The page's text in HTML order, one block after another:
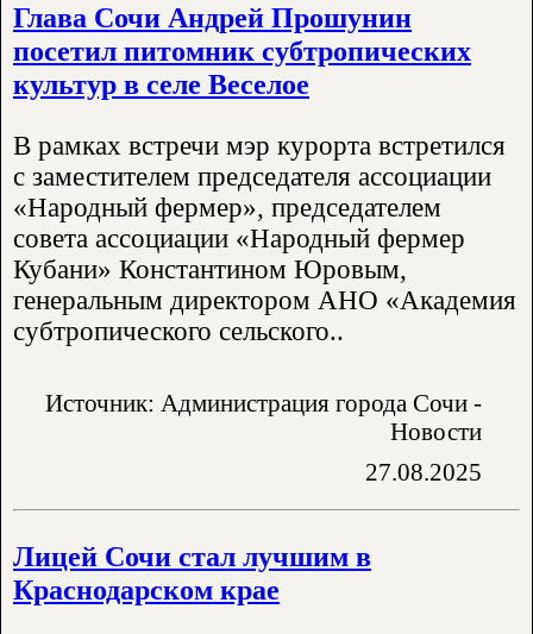
Глава Сочи Андрей Прошунин
посетил питомник субтропических
культур в селе Веселое
В рамках встречи мэр курорта встретился
с заместителем председателя ассоциации
«Народный фермер», председателем
совета ассоциации «Народный фермер
Кубани» Константином Юровым,
генеральным директором АНО «Академия
субтропического сельского..
Источник: Администрация города Сочи -
Новости
27.08.2025
Лицей Сочи стал лучшим в
Краснодарском крае